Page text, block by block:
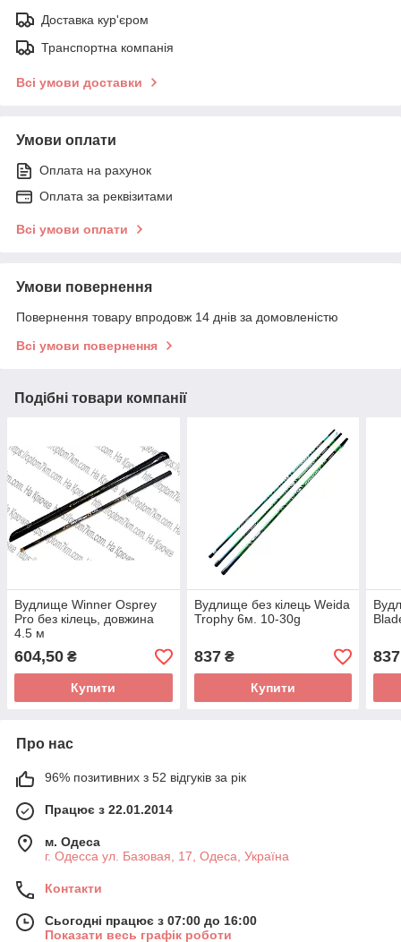
Доставка кур'єром
Транспортна компанія
Всі умови доставки
Умови оплати
Оплата на рахунок
Оплата за реквізитами
Всі умови оплати
Умови повернення
Повернення товару впродовж 14 днів за домовленістю
Всі умови повернення
Подібні товари компанії
Вудлище Winner Osprey
Pro без кілець, довжина
4.5 м
604,50 ₴
Купити
Вудлище без кілець Weida
Trophy 6м. 10-30g
837₴
Купити
837
Про нас
96% позитивних з 52 відгуків за рік
Працює з 22.01.2014
м. Одеса
г. Одесса ул. Базовая, 17, Одеса, Україна
Контакти
Сьогодні працює з 07:00 до 16:00
Показати весь графік роботи